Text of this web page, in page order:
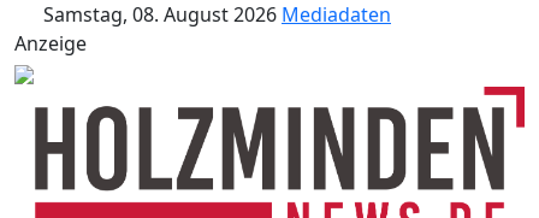
Samstag, 08. August 2026 Mediadaten
Anzeige